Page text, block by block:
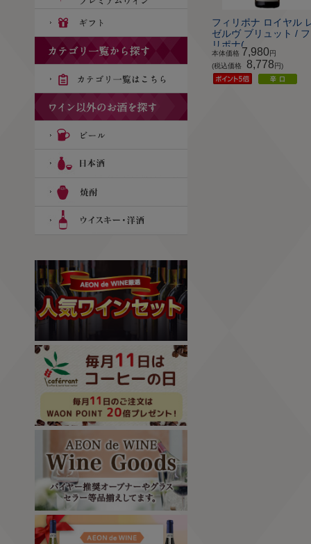
フィリポナ ロイヤル
ゼルヴ ブリュット /
リポナ(...
本体価格 7,980円
(税込価格
8,778 円)